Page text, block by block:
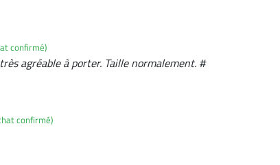
confirmé)
agréable à porter. Taille normalement. #
confirmé)